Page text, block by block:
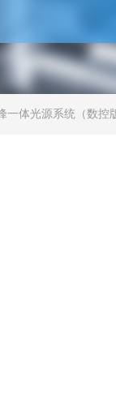
一体光源系统（数控